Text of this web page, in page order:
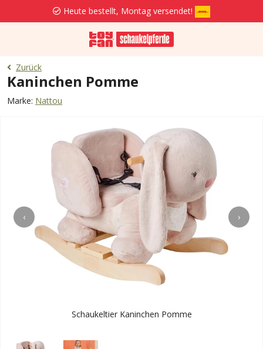
Heute bestellt, Montag versendet!
Zurück
Kaninchen Pomme
Marke: Nattou
‹ ›
Schaukeltier Kaninchen Pomme